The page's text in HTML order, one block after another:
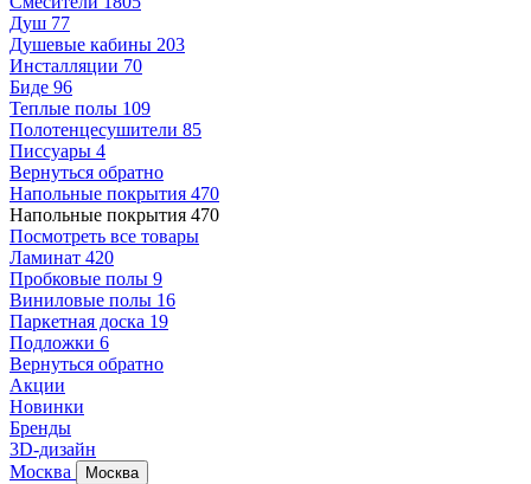
Душ 77
Душевые кабины 203
Инсталляции 70
Биде 96
Теплые полы 109
Полотенцесушители 85
Писсуары 4
Вернуться обратно
Напольные покрытия 470
Напольные покрытия 470
Посмотреть все товары
Ламинат 420
Пробковые полы 9
Виниловые полы 16
Паркетная доска 19
Подложки 6
Вернуться обратно
Акции
Новинки
Бренды
3D-дизайн
Москва
Москва